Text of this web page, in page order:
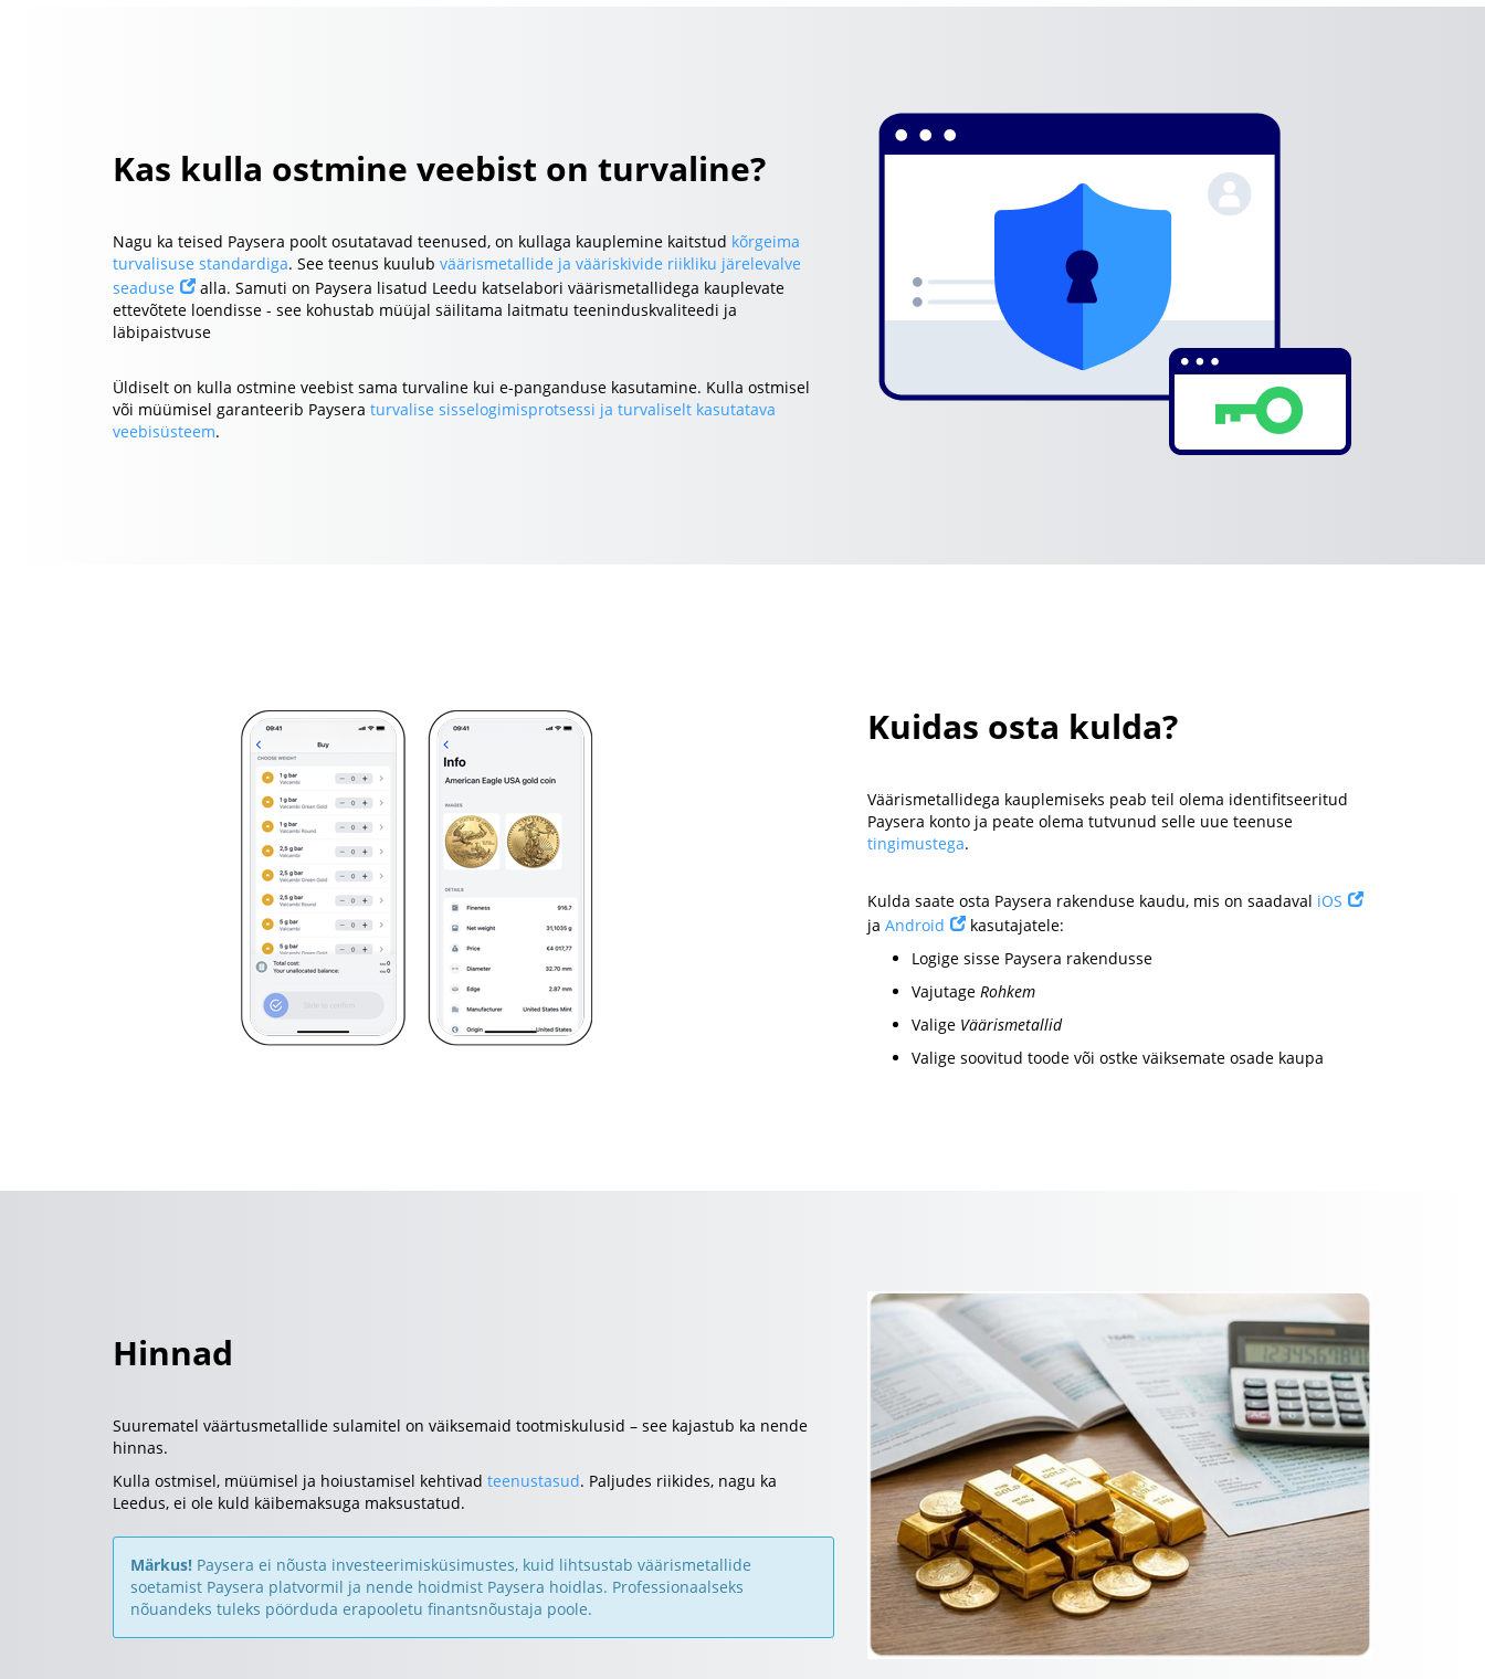
Kas kulla ostmine veebist on turvaline?
Nagu ka teised Paysera poolt osutatavad teenused, on kullaga kauplemine kaitstud kõrgeima
turvalisuse standardiga. See teenus kuulub väärismetallide ja vääriskivide riikliku järelevalve
seaduse
alla. Samuti on Paysera lisatud Leedu katselabori väärismetallidega kauplevate
ettevõtete loendisse - see kohustab müüjal säilitama laitmatu teeninduskvaliteedi ja
läbipaistvuse
Üldiselt on kulla ostmine veebist sama turvaline kui e-panganduse kasutamine. Kulla ostmisel
või müümisel garanteerib Paysera turvalise sisselogimisprotsessi ja turvaliselt kasutatava
veebisüsteem.
Kuidas osta kulda?
Väärismetallidega kauplemiseks peab teil olema identifitseeritud
Paysera konto ja peate olema tutvunud selle uue teenuse
tingimustega.
Kulda saate osta Paysera rakenduse kaudu, mis on saadaval iOS
ja Android
kasutajatele:
Logige sisse Paysera rakendusse
Vajutage Rohkem
Valige Väärismetallid
Valige soovitud toode või ostke väiksemate osade kaupa
Hinnad
Suurematel väärtusmetallide sulamitel on väiksemaid tootmiskulusid – see kajastub ka nende
hinnas.
Kulla ostmisel, müümisel ja hoiustamisel kehtivad teenustasud. Paljudes riikides, nagu ka
Leedus, ei ole kuld käibemaksuga maksustatud.
Märkus! Paysera ei nõusta investeerimisküsimustes, kuid lihtsustab väärismetallide
soetamist Paysera platvormil ja nende hoidmist Paysera hoidlas. Professionaalseks
nõuandeks tuleks pöörduda erapooletu finantsnõustaja poole.